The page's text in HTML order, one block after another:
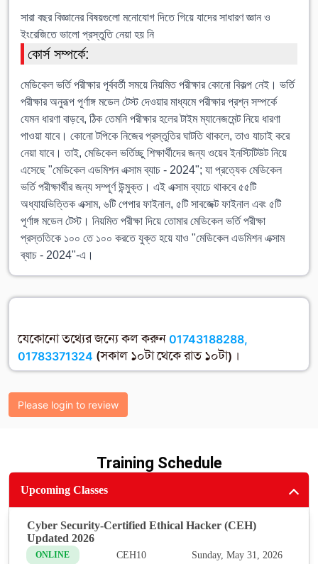
সারা বছর বিজ্ঞানের বিষয়গুলো মনোযোগ দিতে গিয়ে যাদের সাধারণ জ্ঞান ও
ইংরেজিতে ভালো প্রস্তুতি নেয়া হয় নি
কোর্স সম্পর্কে:
মেডিকেল ভর্তি পরীক্ষার পূর্ববর্তী সময়ে নিয়মিত পরীক্ষার কোনো বিকল্প নেই। ভর্তি
পরীক্ষার অনুরূপ পূর্ণাঙ্গ মডেল টেস্ট দেওয়ার মাধ্যমে পরীক্ষার প্রশ্ন সম্পর্কে
যেমন ধারণা বাড়বে, ঠিক তেমনি পরীক্ষার হলের টাইম ম্যানেজমেন্ট নিয়ে ধারণা
পাওয়া যাবে। কোনো টপিকে নিজের প্রস্তুতির ঘাটতি থাকলে, তাও যাচাই করে
নেয়া যাবে। তাই, মেডিকেল ভর্তিচ্ছু শিক্ষার্থীদের জন্য ওয়েব ইনস্টিটিউট নিয়ে
এসেছে "মেডিকেল এডমিশন এক্সাম ব্যাচ - 2024"; যা প্রত্যেক মেডিকেল
ভর্তি পরীক্ষার্থীর জন্য সম্পূর্ণ উন্মুক্ত। এই এক্সাম ব্যাচে থাকবে ৫৫টি
অধ্যায়ভিত্তিক এক্সাম, ৬টি পেপার ফাইনাল, ৫টি সাবজেক্ট ফাইনাল এবং ৫টি
পূর্ণাঙ্গ মডেল টেস্ট। নিয়মিত পরীক্ষা দিয়ে তোমার মেডিকেল ভর্তি পরীক্ষা
প্রস্ততিকে ১০০ তে ১০০ করতে যুক্ত হয়ে যাও "মেডিকেল এডমিশন এক্সাম
ব্যাচ - 2024"-এ।
যেকোনো তথ্যের জন্যে কল করুন 01743188288,
01783371324 (সকাল ১০টা থেকে রাত ১০টা) ।
Please login to review
Training Schedule
Upcoming Classes
Cyber Security-Certified Ethical Hacker (CEH)
Updated 2026
ONLINE CEH10 Sunday, May 31, 2026